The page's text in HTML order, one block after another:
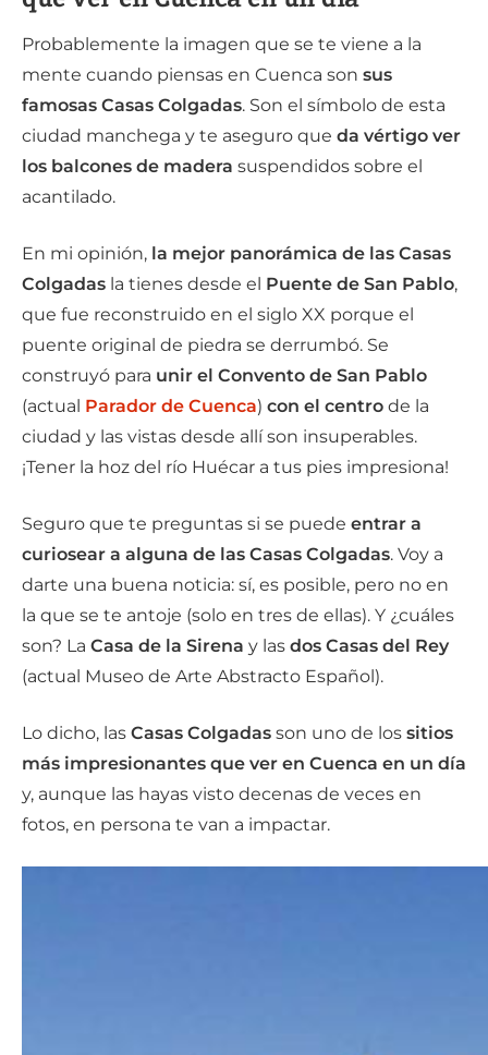
Probablemente la imagen que se te viene a la
mente cuando piensas en Cuenca son sus
famosas Casas Colgadas. Son el símbolo de esta
ciudad manchega y te aseguro que da vértigo ver
los balcones de madera suspendidos sobre el
acantilado.
En mi opinión, la mejor panorámica de las Casas
Colgadas la tienes desde el Puente de San Pablo,
que fue reconstruido en el siglo XX porque el
puente original de piedra se derrumbó. Se
construyó para unir el Convento de San Pablo
(actual Parador de Cuenca) con el centro de la
ciudad y las vistas desde allí son insuperables.
¡Tener la hoz del río Huécar a tus pies impresiona!
Seguro que te preguntas si se puede entrar a
curiosear a alguna de las Casas Colgadas. Voy a
darte una buena noticia: sí, es posible, pero no en
la que se te antoje (solo en tres de ellas). Y ¿cuáles
son? La Casa de la Sirena y las dos Casas del Rey
(actual Museo de Arte Abstracto Español).
Lo dicho, las Casas Colgadas son uno de los sitios
más impresionantes que ver en Cuenca en un día
y, aunque las hayas visto decenas de veces en
fotos, en persona te van a impactar.